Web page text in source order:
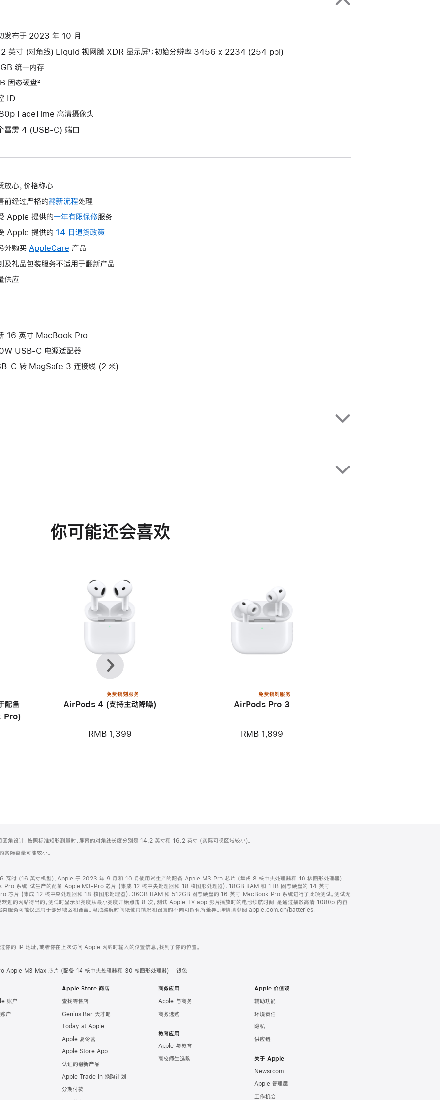
发布于 2023 年 10 月
英寸 (对角线) Liquid 视网膜 XDR 显示屏¹；初始分辨率 3456 x 2234 (254 ppi)
统一内存
固态硬盘²
ID
FaceTime 高清摄像头
雷雳 4 (USB-C) 端口
放心，价格称心
前经过严格的翻新流程处理
Apple 提供的一年有限保修此
操
打
服务
Apple 提供的 14 日退货政策
将
新
外购买 AppleCare 此
操
开
的
窗
产品
及礼品包装服务不适用于翻新产品
供应
16 英寸 MacBook Pro
USB-C 电源适配器
C 转 MagSafe 3 连接线 (2 米)
你可能还会喜欢
配备
Pro)
免费镌刻服务
AirPods 4 (支持主动降噪)
RMB 1,399
免费镌刻服务
AirPods Pro 3
RMB 1,899
上
一
个
下
一
个
设计。按照标准矩形测量时，屏幕的对角线长度分别是 14.2 英寸和 16.2 英寸 (实际可视区域较小)。
际容量可能较小。
时 (16 英寸机型)。Apple 于 2023 年 9 月和 10 月使用试生产的配备 Apple M3 Pro 芯片 (集成 8 核中央处理器和 10 核图形处理器)、
系统，试生产的配备 Apple M3-Pro 芯片 (集成 12 核中央处理器和 18 核图形处理器)、18GB RAM 和 1TB 固态硬盘的 14 英寸
芯片 (集成 12 核中央处理器和 18 核图形处理器)、36GB RAM 和 512GB 固态硬盘的 16 英寸 MacBook Pro 系统进行了此项测试。测试无
迎的网站得出的，测试时显示屏亮度从最小亮度开始点击 8 次。测试 Apple TV app 影片播放时的电池续航时间，是通过播放高清 1080p 内容
类服务可能仅适用于部分地区和语言。电池续航时间依使用情况和设置的不同可能有所差异。详情请参阅 apple.com.cn/batteries。
你的 IP 地址，或者你在上次访问 Apple 网站时输入的位置信息，找到了你的位置。
Apple M3 Max 芯片 (配备 14 核中央处理器和 30 核图形处理器) - 银色
账户
户
Apple Store 商店
查找零售店
Genius Bar 天才吧
Today at Apple
Apple 夏令营
Apple Store App
认证的翻新产品
Apple Trade In 换购计划
分期付款
商务应用
Apple 与商务
商务选购
教育应用
Apple 与教育
高校师生选购
Apple 价值观
辅助功能
环境责任
隐私
供应链
关于 Apple
Newsroom
Apple 管理层
工作机会